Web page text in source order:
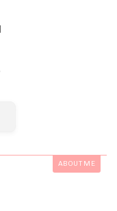
ABOUT ME